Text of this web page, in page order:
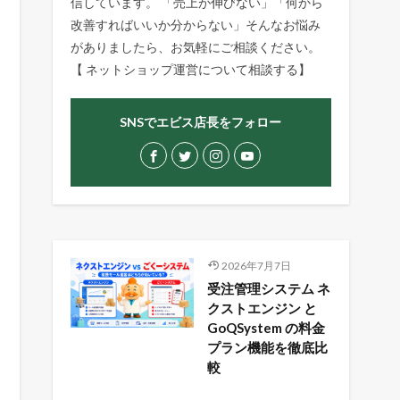
改善すればいいか分からない」そんなお悩み
がありましたら、お気軽にご相談ください。
【 ネットショップ運営について相談する 】
SNSでエビス店長をフォロー
2026年7月7日
受注管理システム ネ
クストエンジン と
GoQSystem の料金
プラン機能を徹底比
較